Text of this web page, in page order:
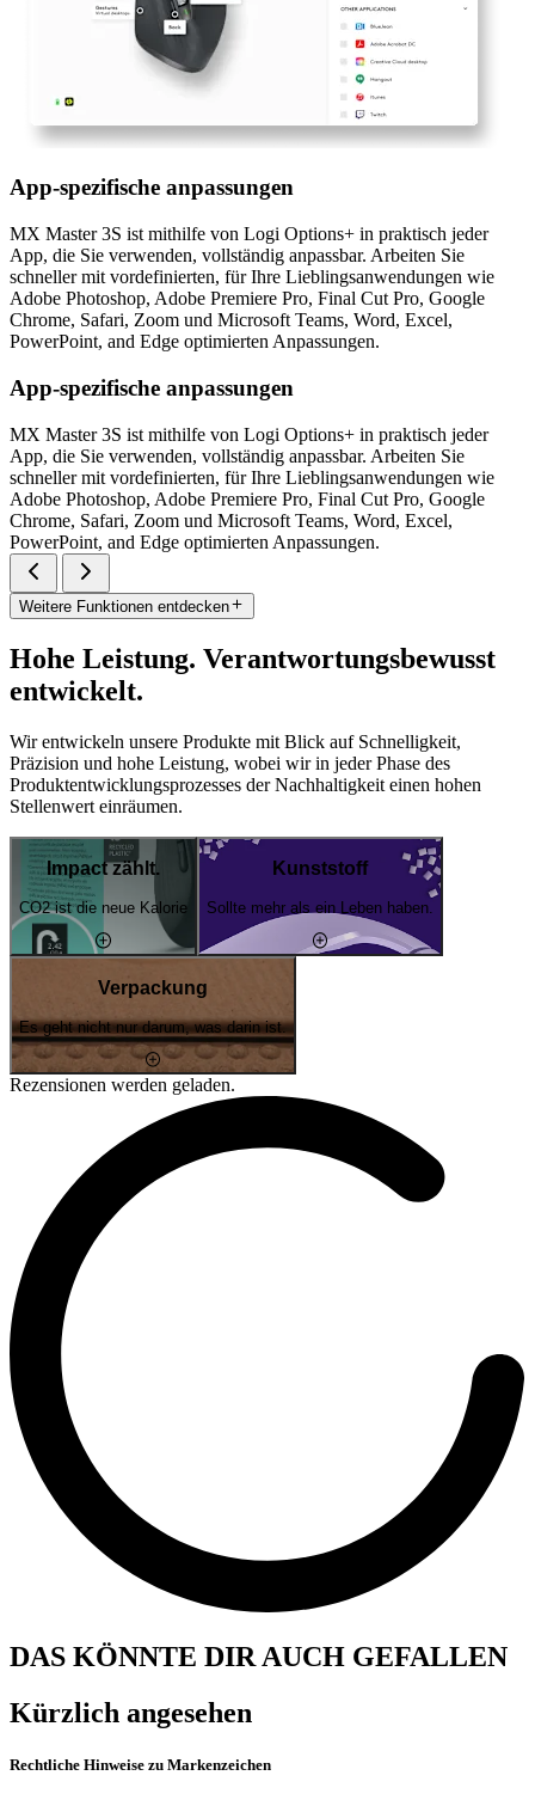
App-spezifische anpassungen
MX Master 3S ist mithilfe von Logi Options+ in praktisch jeder
App, die Sie verwenden, vollständig anpassbar. Arbeiten Sie
schneller mit vordefinierten, für Ihre Lieblingsanwendungen wie
Adobe Photoshop, Adobe Premiere Pro, Final Cut Pro, Google
Chrome, Safari, Zoom und Microsoft Teams, Word, Excel,
PowerPoint, and Edge optimierten Anpassungen.
App-spezifische anpassungen
MX Master 3S ist mithilfe von Logi Options+ in praktisch jeder
App, die Sie verwenden, vollständig anpassbar. Arbeiten Sie
schneller mit vordefinierten, für Ihre Lieblingsanwendungen wie
Adobe Photoshop, Adobe Premiere Pro, Final Cut Pro, Google
Chrome, Safari, Zoom und Microsoft Teams, Word, Excel,
PowerPoint, and Edge optimierten Anpassungen.
Weitere Funktionen entdecken
Hohe Leistung. Verantwortungsbewusst
entwickelt.
Wir entwickeln unsere Produkte mit Blick auf Schnelligkeit,
Präzision und hohe Leistung, wobei wir in jeder Phase des
Produktentwicklungsprozesses der Nachhaltigkeit einen hohen
Stellenwert einräumen.
Impact zählt.
CO2 ist die neue Kalorie
Kunststoff
Sollte mehr als ein Leben haben.
Verpackung
Es geht nicht nur darum, was darin ist.
Rezensionen werden geladen.
DAS KÖNNTE DIR AUCH GEFALLEN
Kürzlich angesehen
Rechtliche Hinweise zu Markenzeichen